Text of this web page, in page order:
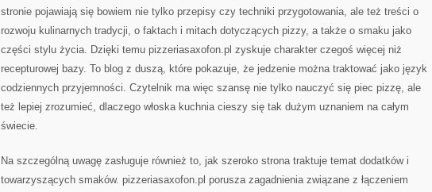
stronie pojawiają się bowiem nie tylko przepisy czy techniki przygotowania, ale też treści o
rozwoju kulinarnych tradycji, o faktach i mitach dotyczących pizzy, a także o smaku jako
części stylu życia. Dzięki temu pizzeriasaxofon.pl zyskuje charakter czegoś więcej niż
recepturowej bazy. To blog z duszą, które pokazuje, że jedzenie można traktować jako język
codziennych przyjemności. Czytelnik ma więc szansę nie tylko nauczyć się piec pizzę, ale
też lepiej zrozumieć, dlaczego włoska kuchnia cieszy się tak dużym uznaniem na całym
świecie.
Na szczególną uwagę zasługuje również to, jak szeroko strona traktuje temat dodatków i
towarzyszących smaków. pizzeriasaxofon.pl porusza zagadnienia związane z łączeniem